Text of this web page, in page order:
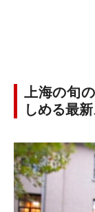
上海の旬
しめる最